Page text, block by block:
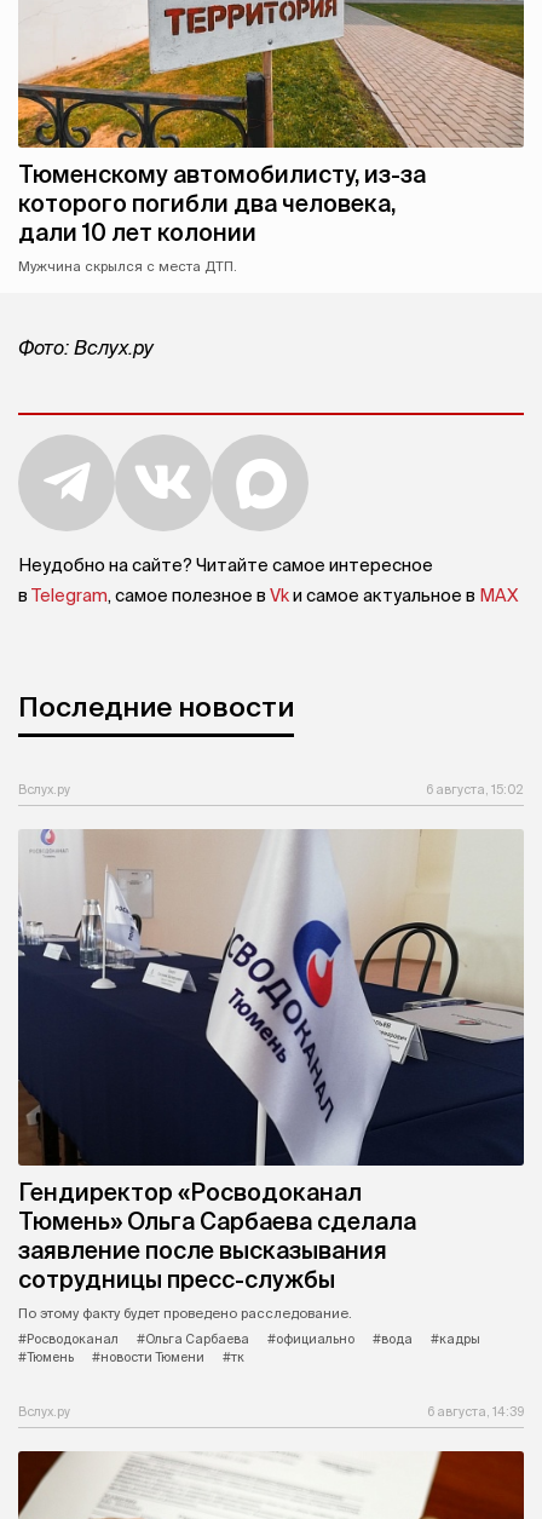
Тюменскому автомобилисту, из-за
которого погибли два человека,
дали 10 лет колонии
Мужчина скрылся с места ДТП.
Фото: Вслух.ру
Неудобно на сайте? Читайте самое интересное
в Telegram, самое полезное в Vkи самое актуальное в MAX
Последние новости
Вслух.ру 6 августа, 15:02
Гендиректор «Росводоканал
Тюмень» Ольга Сарбаева сделала
заявление после высказывания
сотрудницы пресс-службы
По этому факту будет проведено расследование.
#Росводоканал
#Ольга Сарбаева #официально #вода
#кадры
#Тюмень
#новости Тюмени #тк
Вслух.ру 6 августа, 14:39